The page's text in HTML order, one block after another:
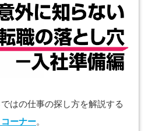
はの仕事の探し方を解説する
コーナー。